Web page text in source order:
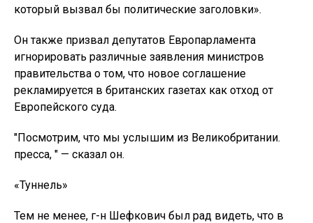
который вызвал бы политические заголовки».
Он также призвал депутатов Европарламента
игнорировать различные заявления министров
правительства о том, что новое соглашение
рекламируется в британских газетах как отход от
Европейского суда.
"Посмотрим, что мы услышим из Великобритании.
пресса, " — сказал он.
«Туннель»
Тем не менее, г-н Шефкович был рад видеть, что в